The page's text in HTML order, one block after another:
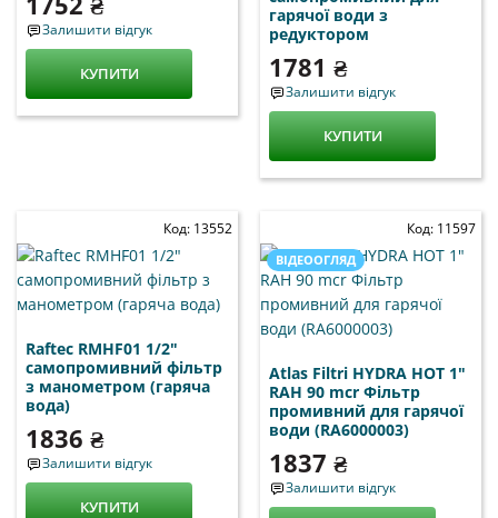
Залишити відгук
КУПИТИ
гарячої води з
редуктором
1781 ₴
Залишити відгук
КУПИТИ
Код: 13552
Raftec RMHF01 1/2"
самопромивний фільтр
з манометром (гаряча
вода)
1836 ₴
Залишити відгук
КУПИТИ
Код: 11597
Atlas Filtri HYDRA HOT 1"
RAH 90 mcr Фільтр
промивний для гарячої
води (RA6000003)
1837 ₴
Залишити відгук
ВІДЕООГЛЯД